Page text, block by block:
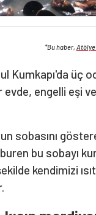
*Bu haber, Atölye
Kumkapı'da üç
engelli eşi
sobasını
bu sobayı
kendimizi